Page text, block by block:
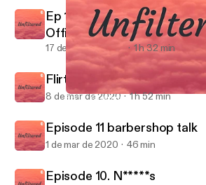
Ep 13. Quarantine & chill with Daee
Ep 13. Quarantine & chill
OfficialyoungRB
17 de may de 2020 1 h 32 min
Flirting & Jocin
8 de mar de 2020 1 h 52 min
Episode 11 barbershop talk
1 de mar de 2020 46 min
Episode 10. N*****s